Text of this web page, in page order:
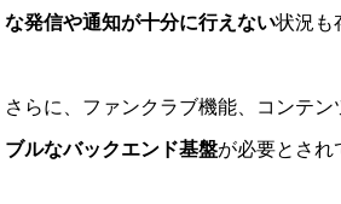
な発信や通知が十分に行えない状況も
さらに、ファンクラブ機能、コンテ
ブルなバックエンド基盤が必要とされ